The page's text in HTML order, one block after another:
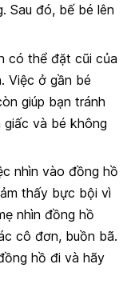
Sau đó, bế bé lên
có thể đặt cũi của
Việc ở gần bé
giúp bạn tránh
và bé không
nhìn vào đồng hồ
thấy bực bội vì
nhìn đồng hồ
cô đơn, buồn bã.
hồ đi và hãy